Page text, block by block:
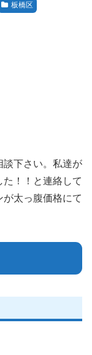
板橋区
談下さい。私達が
！！と連絡して
太っ腹価格にて